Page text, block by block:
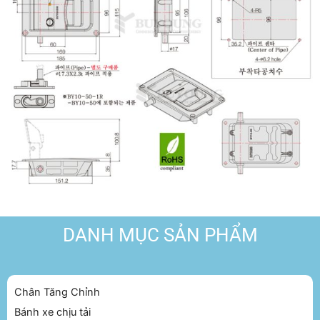
DANH MỤC SẢN PHẨM
Chân Tăng Chỉnh
Bánh xe chịu tải